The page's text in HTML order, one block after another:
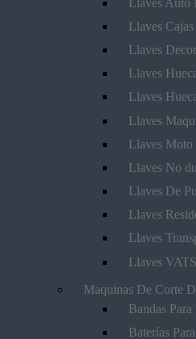
Llaves
Llaves
Llaves
Llaves
Llaves
Llaves Moto
Llaves No
Llaves De
Llaves
Llaves
Llaves VATS
Maquinas De Corte
Bandas
Baterías